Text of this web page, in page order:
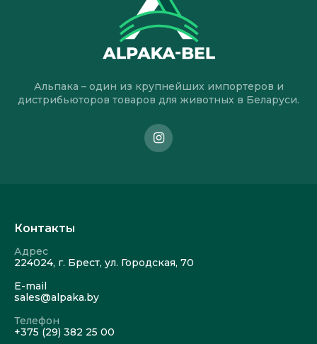
Альпака – один из крупнейших импортеров и
дистрибьюторов товаров для животных в Беларуси.
Контакты
Адрес
224024, г. Брест, ул. Городская, 70
E-mail
sales@alpaka.by
Телефон
+375 (29) 382 25 00